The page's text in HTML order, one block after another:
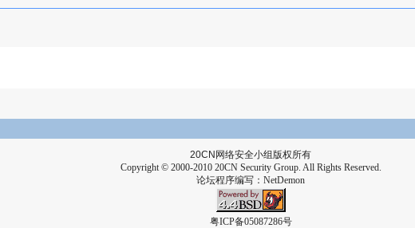
20CN 网络安全小组版权所有
Copyright © 2000-2010 20CN Security Group. All Rights Reserved.
论坛程序编写： NetDemon
粤ICP备05087286号